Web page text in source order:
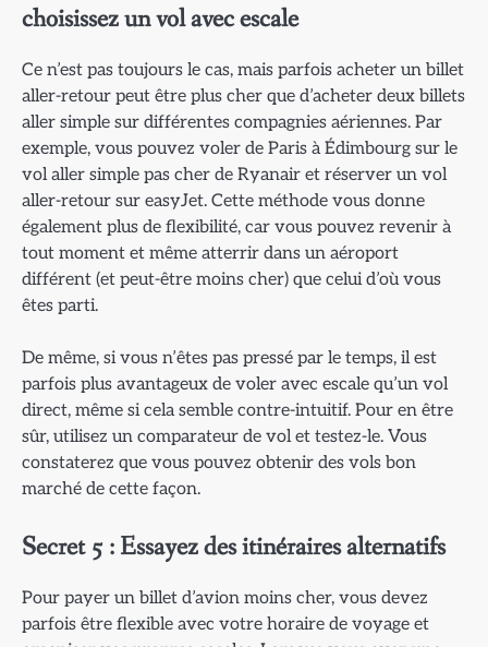
choisissez un vol avec escale
Ce n’est pas toujours le cas, mais parfois acheter un billet
aller-retour peut être plus cher que d’acheter deux billets
aller simple sur différentes compagnies aériennes. Par
exemple, vous pouvez voler de Paris à Édimbourg sur le
vol aller simple pas cher de Ryanair et réserver un vol
aller-retour sur easyJet. Cette méthode vous donne
également plus de flexibilité, car vous pouvez revenir à
tout moment et même atterrir dans un aéroport
différent (et peut-être moins cher) que celui d’où vous
êtes parti.
De même, si vous n’êtes pas pressé par le temps, il est
parfois plus avantageux de voler avec escale qu’un vol
direct, même si cela semble contre-intuitif. Pour en être
sûr, utilisez un comparateur de vol et testez-le. Vous
constaterez que vous pouvez obtenir des vols bon
marché de cette façon.
Secret 5 : Essayez des itinéraires alternatifs
Pour payer un billet d’avion moins cher, vous devez
parfois être flexible avec votre horaire de voyage et